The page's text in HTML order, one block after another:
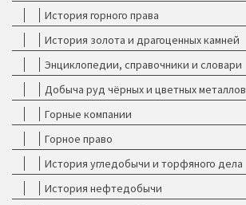
История горного права
История золота и драгоценных камней
Энциклопедии, справочники и словари
Добыча руд чёрных и цветных металлов
Горные компании
Горное право
История угледобычи и торфяного дела
История нефтедобычи